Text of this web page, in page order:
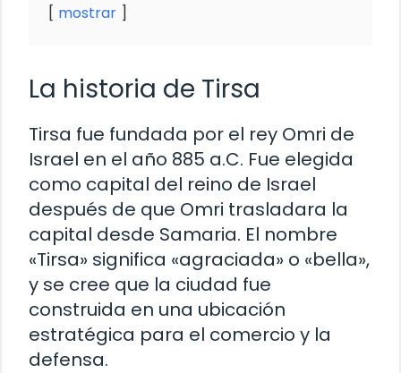
mostrar
La historia de Tirsa
Tirsa fue fundada por el rey Omri de
Israel en el año 885 a.C. Fue elegida
como capital del reino de Israel
después de que Omri trasladara la
capital desde Samaria. El nombre
«Tirsa» significa «agraciada» o «bella»,
y se cree que la ciudad fue
construida en una ubicación
estratégica para el comercio y la
defensa.